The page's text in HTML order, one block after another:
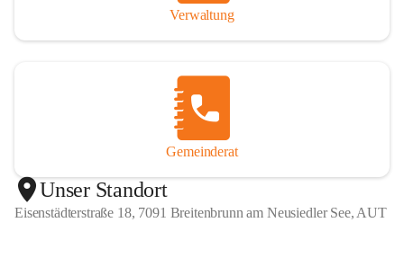
Verwaltung
Gemeinderat
Unser Standort
Eisenstädterstraße 18, 7091 Breitenbrunn am Neusiedler See, AUT